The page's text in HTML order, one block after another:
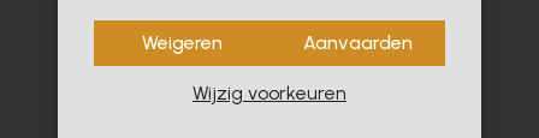
Weigeren Aanvaarden
Wijzig voorkeuren